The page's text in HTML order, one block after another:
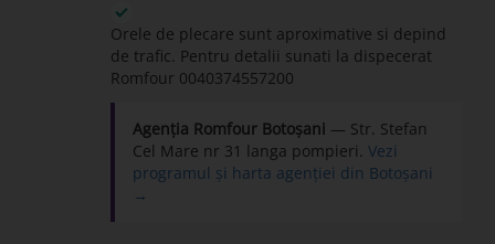
Orele de plecare sunt aproximative si depind
de trafic. Pentru detalii sunati la dispecerat
Romfour 0040374557200
Agenția Romfour Botoșani — Str. Stefan
Cel Mare nr 31 langa pompieri. Vezi
programul și harta agenției din Botoșani
→